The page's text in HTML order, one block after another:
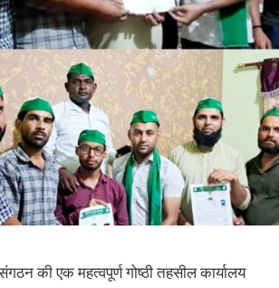
की एक महत्वपूर्ण गोष्ठी तहसील कार्यालय